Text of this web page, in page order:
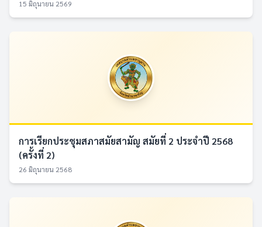
15 มิถุนายน 2569
การเรียกประชุมสภาสมัยสามัญ สมัยที่ 2 ประจำปี 2568
(ครั้งที่ 2)
26 มิถุนายน 2568